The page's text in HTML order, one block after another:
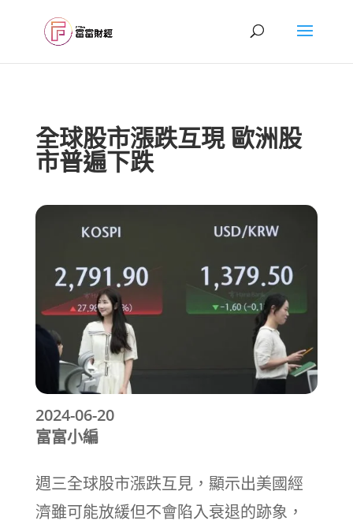
全球股市漲跌互現 歐洲股
市普遍下跌
2024-06-20
富富小編
週三全球股市漲跌互見，顯示出美國經
濟雖可能放緩但不會陷入衰退的跡象，